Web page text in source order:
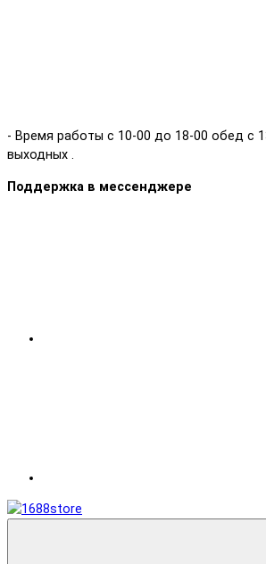
- Время работы с 10-00 до 18-00 обед с
выходных .
Поддержка в мессенджере